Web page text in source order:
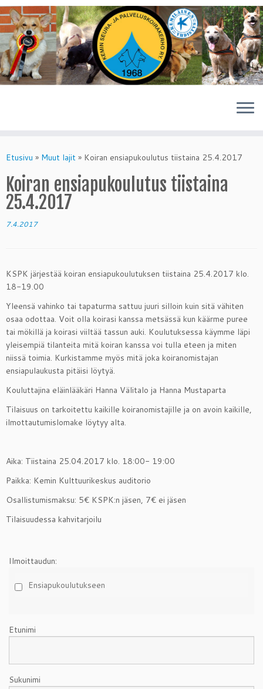
toEtusivu » Muut lajit » Koiran ensiapukoulutus tiistaina 25.4.2017
Koiran ensiapukoulutus tiistaina
25.4.2017
7.4.2017
KSPK järjestää koiran ensiapukoulutuksen tiistaina 25.4.2017 klo.
18-19.00
Yleensä vahinko tai tapaturma sattuu juuri silloin kuin sitä vähiten
osaa odottaa. Voit olla koirasi kanssa metsässä kun käärme puree
tai mökillä ja koirasi viiltää tassun auki. Koulutuksessa käymme läpi
yleisempiä tilanteita mitä koiran kanssa voi tulla eteen ja miten
niissä toimia. Kurkistamme myös mitä joka koiranomistajan
ensiapulaukusta pitäisi löytyä.
Kouluttajina eläinlääkäri Hanna Välitalo ja Hanna Mustaparta
Tilaisuus on tarkoitettu kaikille koiranomistajille ja on avoin kaikille,
ilmottautumislomake löytyy alta.
Aika: Tiistaina 25.04.2017 klo. 18:00- 19:00
Paikka: Kemin Kulttuurikeskus auditorio
Osallistumismaksu: 5€ KSPK:n jäsen, 7€ ei jäsen
Tilaisuudessa kahvitarjoilu
Ilmoittaudun:
Ensiapukoulutukseen
Etunimi
Sukunimi